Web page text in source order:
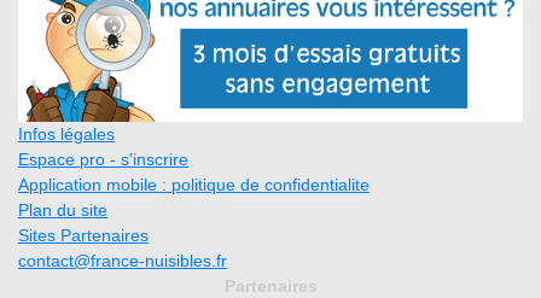
Infos légales
Espace pro - s'inscrire
Application mobile : politique de confidentialite
Plan du site
Sites Partenaires
contact@france-nuisibles.fr
Partenaires